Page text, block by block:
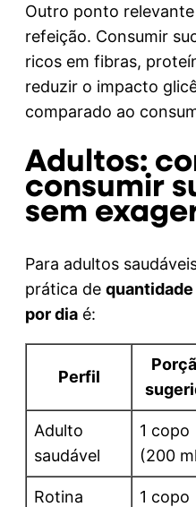
Outro ponto
refeição. Consumir
ricos em fibras,
reduzir o impacto
comparado ao
Adultos:
consumir
sem
Para adultos
prática de
por dia é:
Perfil
Adulto
saudável
1 copo
(200
Rotina
1 copo